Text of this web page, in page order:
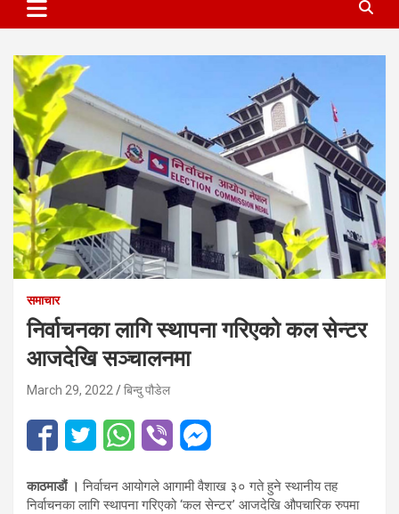
समाचार
निर्वाचनका लागि स्थापना गरिएको कल सेन्टर
आजदेखि सञ्चालनमा
March 29, 2022 बिन्दु पौडेल
काठमाडौं । निर्वाचन आयोगले आगामी वैशाख ३० गते हुने स्थानीय तह
निर्वाचनका लागि स्थापना गरिएको ‘कल सेन्टर’ आजदेखि औपचारिक रुपमा